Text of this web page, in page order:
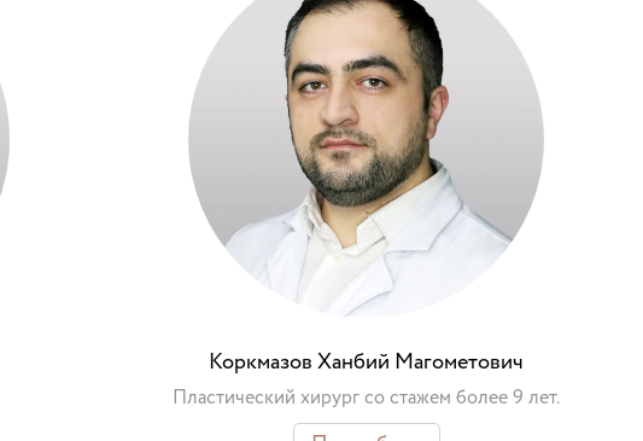
Коркмазов Ханбий Магометович
Пластический хирург со стажем более 9 лет.